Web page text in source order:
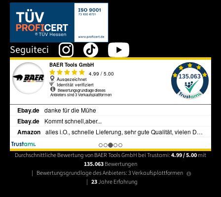
Dieser Link öffnet sich in einem neuen Tab.
Seguiteci
Durchschnittliche Bewertung von BAER Tools GmbH bei Trustami:4.99 / 5.00mit
135.063Bewertungen
| Bewertungsgrundlage des Anbieters: 3 Verkaufsplattformen
| 23Jahre Erfahrung